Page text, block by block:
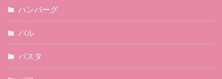
ハンバーグ
バル
パスタ